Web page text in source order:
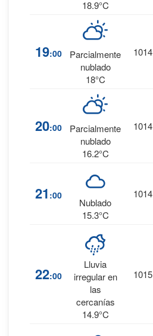
18.9°C
19:00
Parcialmente
nublado
18°C
1014
20:00
Parcialmente
nublado
16.2°C
1014
21 :00
Nublado
15.3°C
1014
22:00
Lluvia
irregular en
las
cercanías
14.9°C
1015